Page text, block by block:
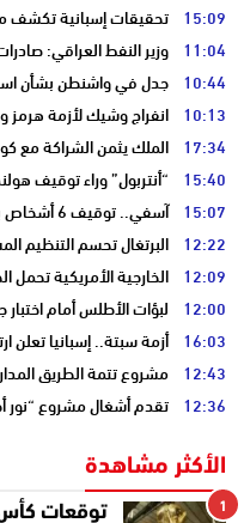
15:09 تحقيقات إسبانية تكشف
11:04 وزير النفط العراقي: صادرات النفط
10:44 جدل في واشنطن بشأن
10:13 انفراج وشيك لأزمة
17:34 الملك يثمن الشراكة مع
15:40 “أنتربول” وراء توقيف
15:07 آسفي.. توقيف 6 أشخاص بجمعة سحيم للاشتباه في التنقيب عن الكنوز .
12:22 البرتغال تحسم التنظيم المشترك لمونديال 2030
12:09 الخارجية الأمريكية تحمل
12:00 لبؤات الأطلس أمام
16:03 أزمة سبتة.. إسبانيا تعلن
12:43 مشروع تتمة الطريق
12:36 تقدم أشغال مشروع “نور أطلس بودنيب”
الأكثر مشاهدة
1
توقعات كأس